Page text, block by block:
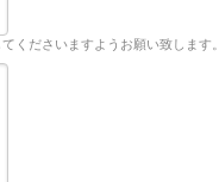
くださいますようお願い致します。